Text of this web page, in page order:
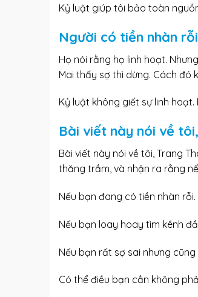
Kỷ luật giúp tôi bảo toàn
Người có tiền nhàn
Họ nói rằng họ linh hoạt.
Mai thấy sợ thì dừng. Cách đó
Kỷ luật không giết sự linh
Bài viết này nói về
Bài viết này nói về tôi, Trang
thăng trầm, và nhận ra rằng
Nếu bạn đang có tiền nhàn rỗi.
Nếu bạn loay hoay tìm kênh
Nếu bạn rất sợ sai nhưng
Có thể điều bạn cần không